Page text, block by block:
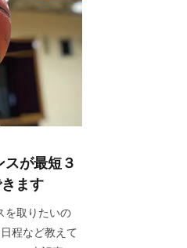
スが最短３
ます
を取りたいの
程など教えて